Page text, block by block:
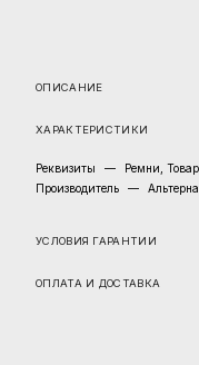
ОПИСАНИЕ
ХАРАКТЕРИСТИКИ
Реквизиты —
Ремни,
Производитель
—
УСЛОВИЯ ГАРАНТИИ
ОПЛАТА И ДОСТАВКА